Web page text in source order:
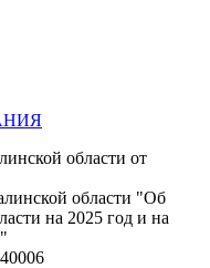
области от
области "Об
на 2025 год и на